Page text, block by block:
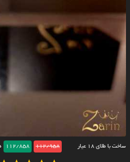
ساخت با طلای ۱۸ عیار 112/958
112/858